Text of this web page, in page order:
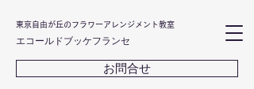
東京自由が丘のフラワーアレンジメント教室
エコールドブッケフランセ
お問合せ